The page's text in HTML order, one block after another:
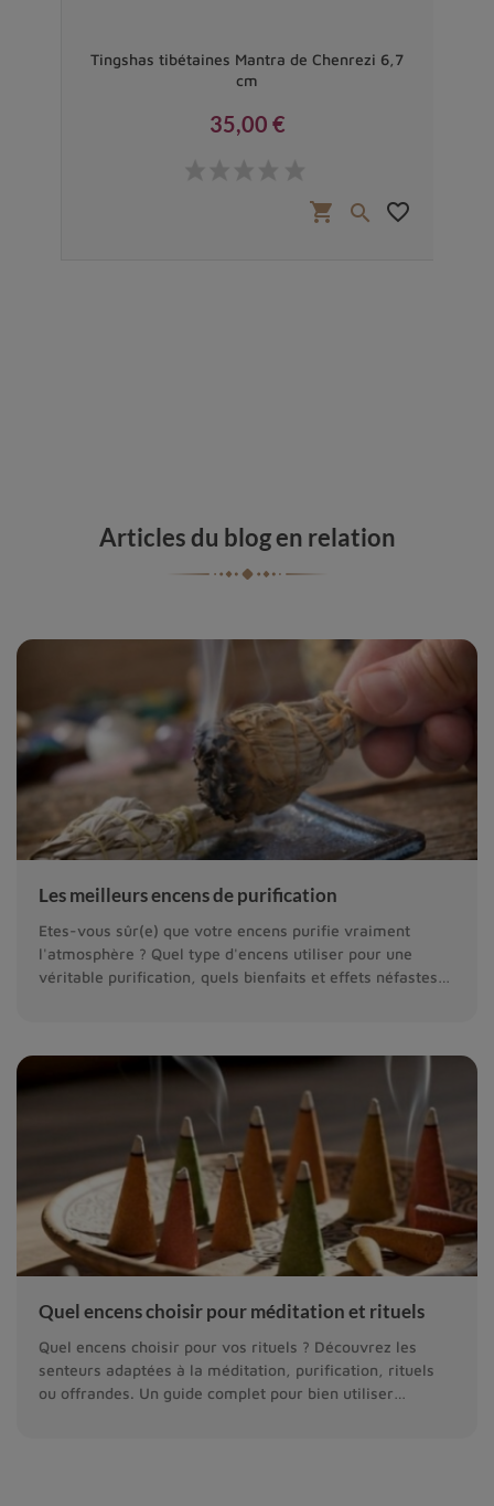
Tingshas tibétaines Mantra de Chenrezi 6,7
cm
35,00 €
shopping_cart  favorite_border
Articles du blog en relation
Les meilleurs encens de purification
Etes-vous sûr(e) que votre encens purifie vraiment
l'atmosphère ? Quel type d'encens utiliser pour une
véritable purification, quels bienfaits et effets néfastes
Quel encens choisir pour méditation et rituels
Quel encens choisir pour vos rituels ? Découvrez les
senteurs adaptées à la méditation, purification, rituels
ou offrandes. Un guide complet pour bien utiliser